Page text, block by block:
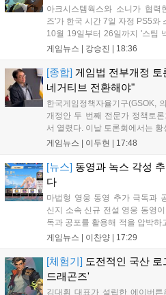
아크시스템웍스와 소니가 협
즈'가 한국 시간 7일 자정 PS5와
10월 19일부터 26일까지 '스팀
의 '더 디비전 리서전스'가 스팀
각기 다른 장르에서 이용자들의
게임뉴스 | 강승진 18:36
[종합] 게임법 전부개정
네거티브 전환해야"
한국게임정책자율기구(GSOK,
개정안 두 번째 전문가 정책토
서 열렸다. 이날 토론회에서는
주요 쟁점과 성과를 짚은 데 이
호사가 게임 등...
게임뉴스 | 이두현 17:48
[뉴스] 동영과 녹스 각성
다
마법형 영웅 동영 추가 극독과
신지 소속 신규 전설 영웅 동영
독과 공포를 활용해 적을 압박
를 제공하는 것이 특징이다. 패
활한다. 모...
게임뉴스 | 이찬양 17:29
[체험기] 도전적인 국산
드래곤즈'
김대훤 대표가 설립한 에이버튼